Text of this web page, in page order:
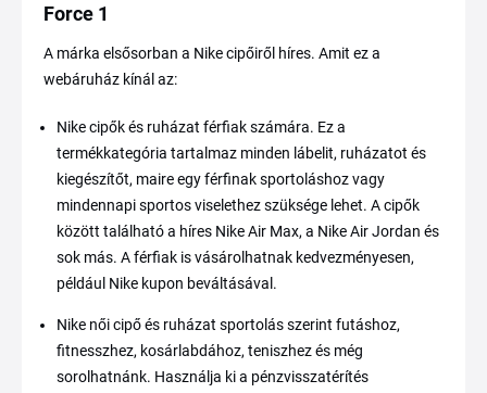
Force 1
A márka elsősorban a Nike cipőiről híres. Amit ez a
webáruház kínál az:
Nike cipők és ruházat férfiak számára. Ez a
termékkategória tartalmaz minden lábelit, ruházatot és
kiegészítőt, maire egy férfinak sportoláshoz vagy
mindennapi sportos viselethez szüksége lehet. A cipők
között található a híres Nike Air Max, a Nike Air Jordan és
sok más. A férfiak is vásárolhatnak kedvezményesen,
például Nike kupon beváltásával.
Nike női cipő és ruházat sportolás szerint futáshoz,
fitnesszhez, kosárlabdához, teniszhez és még
sorolhatnánk. Használja ki a pénzvisszatérítés